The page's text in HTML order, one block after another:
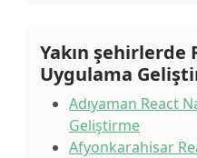
Yakın şehirlerde
Uygulama
Adıyaman React
Geliştirme
Afyonkarahisar